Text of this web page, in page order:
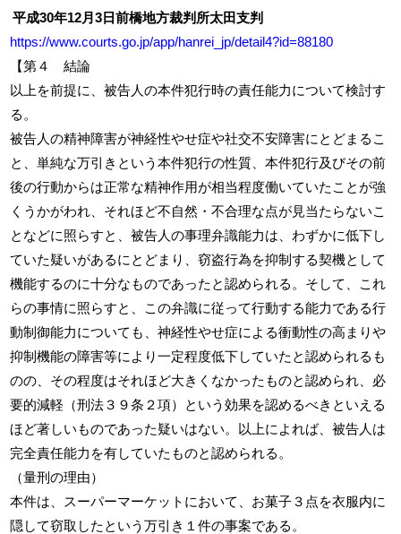
平成30年12月3日前橋地方裁判所太田支判
https://www.courts.go.jp/app/hanrei_jp/detail4?id=88180
【第４ 結論
以上を前提に、被告人の本件犯行時の責任能力について検討す
る。
被告人の精神障害が神経性やせ症や社交不安障害にとどまるこ
と、単純な万引きという本件犯行の性質、本件犯行及びその前
後の行動からは正常な精神作用が相当程度働いていたことが強
くうかがわれ、それほど不自然・不合理な点が見当たらないこ
となどに照らすと、被告人の事理弁識能力は、わずかに低下し
ていた疑いがあるにとどまり、窃盗行為を抑制する契機として
機能するのに十分なものであったと認められる。そして、これ
らの事情に照らすと、この弁識に従って行動する能力である行
動制御能力についても、神経性やせ症による衝動性の高まりや
抑制機能の障害等により一定程度低下していたと認められるも
のの、その程度はそれほど大きくなかったものと認められ、必
要的減軽（刑法３９条２項）という効果を認めるべきといえる
ほど著しいものであった疑いはない。以上によれば、被告人は
完全責任能力を有していたものと認められる。
（量刑の理由）
本件は、スーパーマーケットにおいて、お菓子３点を衣服内に
隠して窃取したという万引き１件の事案である。